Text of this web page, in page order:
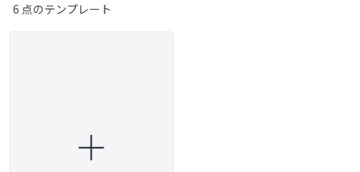
6 点のテンプレート